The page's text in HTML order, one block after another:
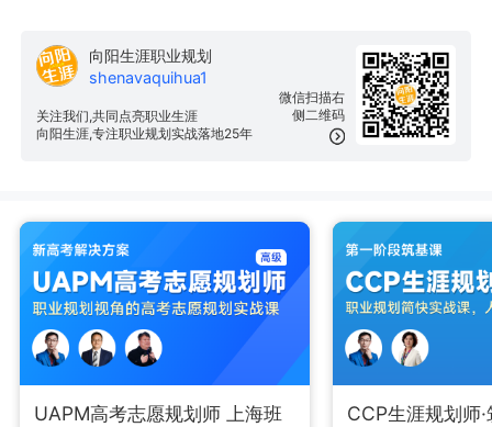
微信扫描右
侧二维码
向阳生涯职业规划
shenavaquihua1
关注我们,共同点亮职业生涯
向阳生涯,专注职业规划实战落地25年
UAPM高考志愿规划师 上海班 CCP生涯规划师